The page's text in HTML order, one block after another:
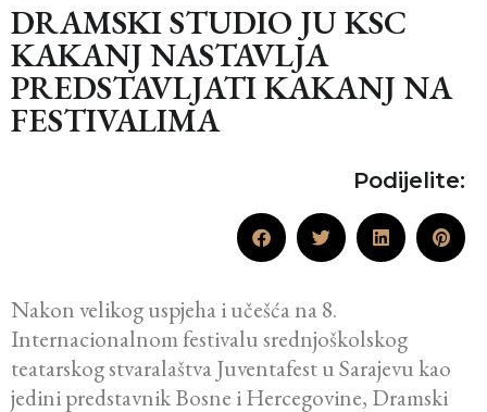
DRAMSKI STUDIO JU KSC
KAKANJ NASTAVLJA
PREDSTAVLJATI KAKANJ NA
FESTIVALIMA
Podijelite:
Nakon velikog uspjeha i učešća na 8.
Internacionalnom festivalu srednjoškolskog
teatarskog stvaralaštva Juventafest u Sarajevu kao
jedini predstavnik Bosne i Hercegovine, Dramski